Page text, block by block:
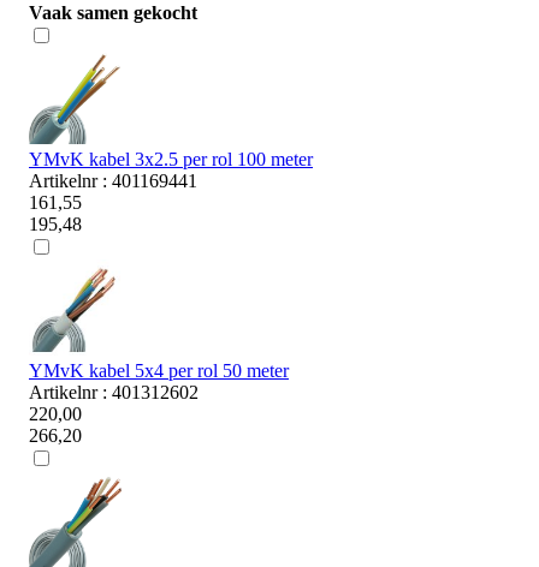
Vaak samen gekocht
YMvK kabel 3x2.5 per rol 100 meter
Artikelnr : 401169441
161,55
195,48
YMvK kabel 5x4 per rol 50 meter
Artikelnr : 401312602
220,00
266,20